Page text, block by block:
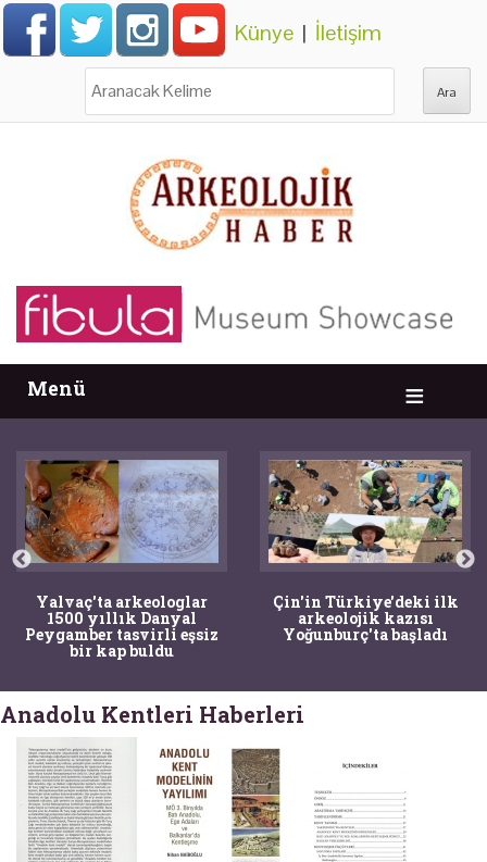
Künye | İletişim
Menü
Yalvaç'ta arkeologlar
1500 yıllık Danyal
Peygamber tasvirli eşsiz
bir kap buldu
Çin'in Türkiye'deki ilk
arkeolojik kazısı
Yoğunburç'ta başladı
Anadolu Kentleri Haberleri